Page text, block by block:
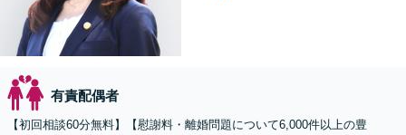
有責配偶者
【初回相談60分無料】【慰謝料・離婚問題について6,000件以上の豊